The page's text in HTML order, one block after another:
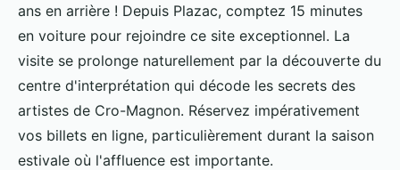
ans en arrière ! Depuis Plazac, comptez 15 minutes
en voiture pour rejoindre ce site exceptionnel. La
visite se prolonge naturellement par la découverte du
centre d'interprétation qui décode les secrets des
artistes de Cro-Magnon. Réservez impérativement
vos billets en ligne, particulièrement durant la saison
estivale où l'affluence est importante.